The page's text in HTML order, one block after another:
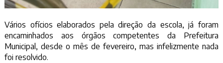
Vários ofícios elaborados pela direção da escola, já foram
encaminhados aos órgãos competentes da Prefeitura
Municipal, desde o mês de fevereiro, mas infelizmente nada
foi resolvido.